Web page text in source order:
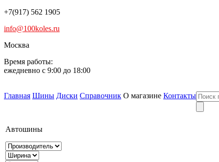
+7(917) 562 1905
info@100koles.ru
Москва
Время работы:
ежедневно с 9:00 до 18:00
Главная Шины Диски Справочник О магазине Контакты
Автошины